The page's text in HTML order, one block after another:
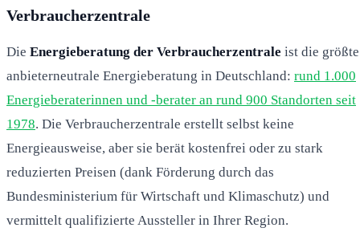
Verbraucherzentrale
Die Energieberatung der Verbraucherzentrale ist die größte
anbieterneutrale Energieberatung in Deutschland: rund 1.000
Energieberaterinnen und -berater an rund 900 Standorten seit
1978. Die Verbraucherzentrale erstellt selbst keine
Energieausweise, aber sie berät kostenfrei oder zu stark
reduzierten Preisen (dank Förderung durch das
Bundesministerium für Wirtschaft und Klimaschutz) und
vermittelt qualifizierte Aussteller in Ihrer Region.